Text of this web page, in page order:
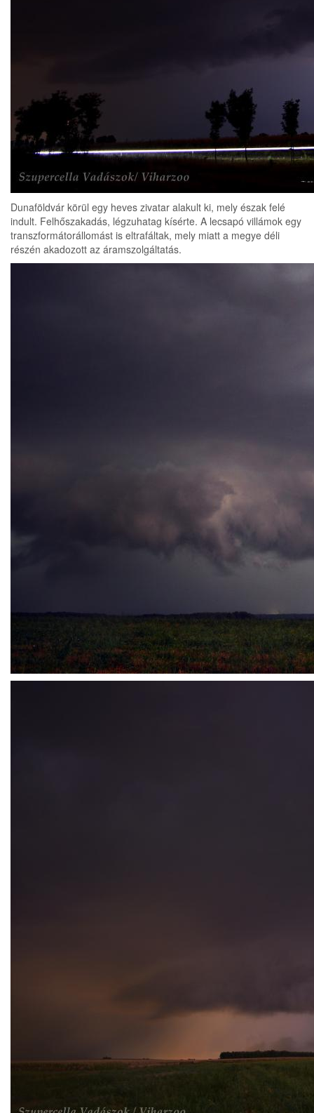
Dunaföldvár körül egy heves zivatar alakult ki, mely észak felé
indult. Felhőszakadás, légzuhatag kísérte. A lecsapó villámok egy
transzformátorállomást is eltrafáltak, mely miatt a megye déli
részén akadozott az áramszolgáltatás.